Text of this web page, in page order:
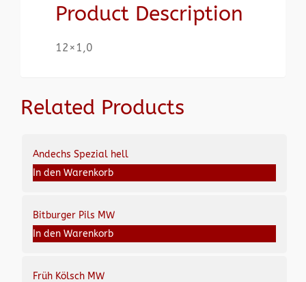
Product Description
12×1,0
Related Products
Andechs Spezial hell
In den Warenkorb
Bitburger Pils MW
In den Warenkorb
Früh Kölsch MW